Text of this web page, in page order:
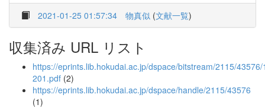
2021-01-25 01:57:34 物真似 (文献一覧)
収集済み URL リスト
https://eprints.lib.hokudai.ac.jp/dspace/bitstream/2115/
201.pdf (2)
https://eprints.lib.hokudai.ac.jp/dspace/handle/2115/43576
(1)